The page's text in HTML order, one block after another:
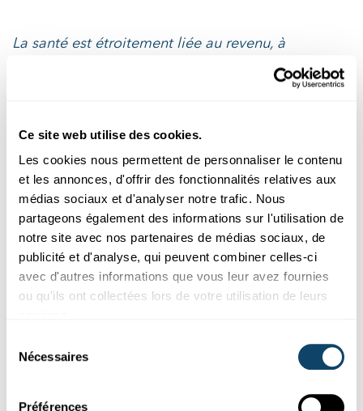
Ce site web utilise des cookies.
Les cookies nous permettent de personnaliser le contenu
et les annonces, d'offrir des fonctionnalités relatives aux
médias sociaux et d'analyser notre trafic. Nous
partageons également des informations sur l'utilisation de
notre site avec nos partenaires de médias sociaux, de
publicité et d'analyse, qui peuvent combiner celles-ci
avec d'autres informations que vous leur avez fournies
ou qu'ils ont collectées lors de votre utilisation de leurs
Nécessaires
Préférences
La santé est étroitement liée au revenu, à
l'éducation et à la profession. Ces informations
sont indispensables pour mesurer les inégalités.
G.O.
: Tous les citoyens ne connaissent pas les missions
de l'institut de statistique (voir encadré « Qu'est-ce que le
STATEC ? »). Certains nous confondent avec
l'administration des contributions et craignent un
contrôle d'impôts quand ils indiquent leur revenu annuel.
Or, il est interdit d'établir un lien entre les données
d'enquête et les données fiscales. Au Luxembourg, les
enquêtes et les études sont soumises à la loi sur la
pour la protection des données (CNPD), nous disposons
des structures de contrôle nécessaires. Les données
recherche publics sont uniquement utilisées à des fins de